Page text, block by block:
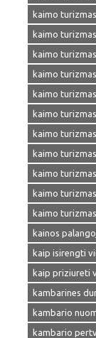
kaimo
kaimo
kaimo
kaimo
kaimo
kaimo
kaimo
kaimo
kaimo
kaimo
kaimo
kainos
kaip isirengti
kaip priziureti
kambarines
kambario
kambario